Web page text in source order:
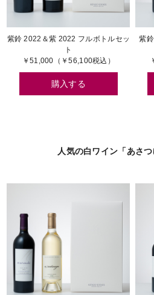
紫鈴 2022＆紫 2022 フルボトルセッ
ト
￥51,000（￥56,100税込）
購入する
紫
人気の白ワイン「あさ